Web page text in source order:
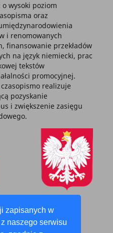
zapisanych w
naszego serwisu
o wysoki poziom
oraz
i renomowanych
finansowanie przekładów
na język niemiecki, prac
tekstów
promocyjnej.
realizuje
pozyskanie
i zwiększenie zasięgu